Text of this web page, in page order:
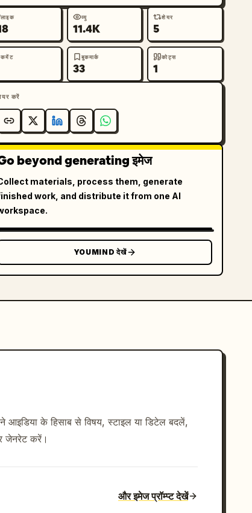
लाइक व्यू
11.4K
शेयर
5
कमेंट बुकमार्क
33
कोट्स
1
करें
beyond generating इमेज
materials, process them, generate
work, and distribute it from one AI
YOUMIND देखें
आइडिया के हिसाब से विषय, स्टाइल या डिटेल बदलें,
जेनरेट करें।
और इमेज प्रॉम्प्ट देखें